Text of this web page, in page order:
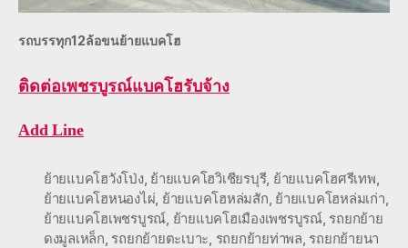
รถบรรทุก12ล้อขนย้ายแบคโฮ
ติดต่อเพชรบูรณ์แบคโฮรับจ้าง
Add Line
ย้ายแบคโฮวังโป่ง, ย้ายแบคโฮวิเชียรบุรี, ย้ายแบคโฮศรีเทพ,
ย้ายแบคโฮหนองไผ่, ย้ายแบคโฮหล่มสัก, ย้ายแบคโฮหล่มเก่า,
ย้ายแบคโฮเพชรบูรณ์, ย้ายแบคโฮเมืองเพชรบูรณ์, รถยกย้าย
ดงมูลเหล็ก, รถยกย้ายตะเบาะ, รถยกย้ายท่าพล, รถยกย้ายนา